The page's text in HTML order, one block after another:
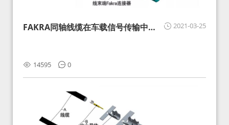
2021-03-25
FAKRA同轴线缆在车载信号传输中的
14595 0